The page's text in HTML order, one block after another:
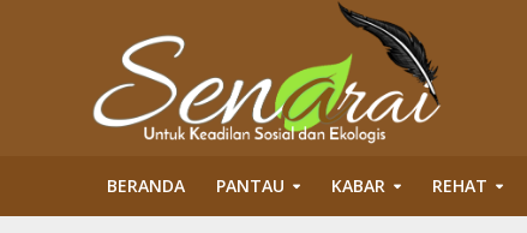
BERANDA PANTAU KABAR REHAT